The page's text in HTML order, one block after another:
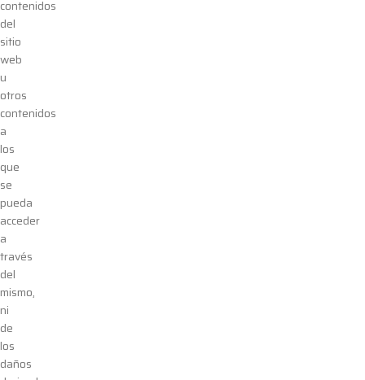
contenidos
del
sitio
web
u
otros
contenidos
a
los
que
se
pueda
acceder
a
través
del
mismo,
ni
de
los
daños